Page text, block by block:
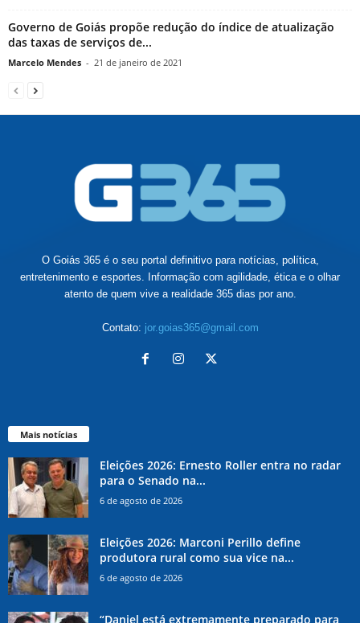
Governo de Goiás propõe redução do índice de atualização
das taxas de serviços de...
Marcelo Mendes - 21 de janeiro de 2021
O Goiás 365 é o seu portal definitivo para notícias, política,
entretenimento e esportes. Informação com agilidade, ética e o olhar
atento de quem vive a realidade 365 dias por ano.
Contato: jor.goias365@gmail.com
Mais notícias
Eleições 2026: Ernesto Roller entra no radar
para o Senado na...
6 de agosto de 2026
Eleições 2026: Marconi Perillo define
produtora rural como sua vice na...
6 de agosto de 2026
“Daniel está extremamente preparado para